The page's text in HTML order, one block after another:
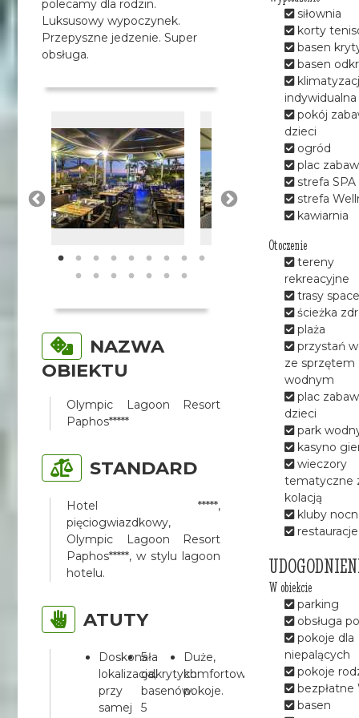
polecamy dla rodzin.
Luksusowy wypoczynek.
Przepyszne jedzenie. Super
obsługa.
NAZWA
OBIEKTU
Olympic Lagoon Resort
Paphos*****
STANDARD
Hotel *****,
pięciogwiazdkowy,
Olympic Lagoon Resort
Paphos*****, w stylu lagoon
hotelu.
ATUTY
Doskonała
lokalizacja,
przy
samej
5
odkrytych
basenów.
5
Duże,
komfortowe
pokoje.
siłownia
korty
basen
basen
indywidualna
pokój
dzieci
ogród
plac zabaw
strefa SPA
strefa
kawiarnia
Otoczenie
tereny
rekreacyjne
trasy
ścieżka
plaża
przystań
ze sprzętem
wodnym
plac
dzieci
park
kasyno
wieczory
tematyczne
kolacją
kluby
restauracje
W obiekcie
parking
obsługa
pokoje dla
niepalących
pokoje
bezpłatne
basen